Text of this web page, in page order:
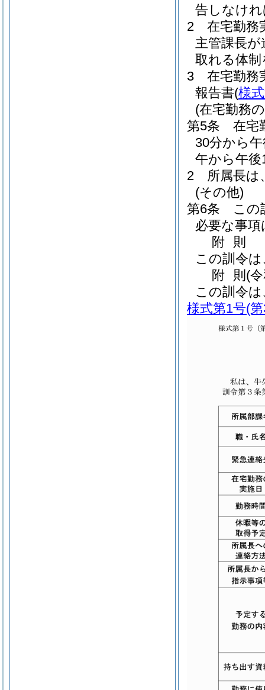
告しなけ
2
在宅勤務
主管課長
取れる体
3
在宅勤務
報告書(様
(在宅勤務
第5条
在宅
30分から
午から午
2
所属長は
(その他)
第6条
この
必要な事
附 則
この訓令
附 則 (
この訓令
様式第1号(